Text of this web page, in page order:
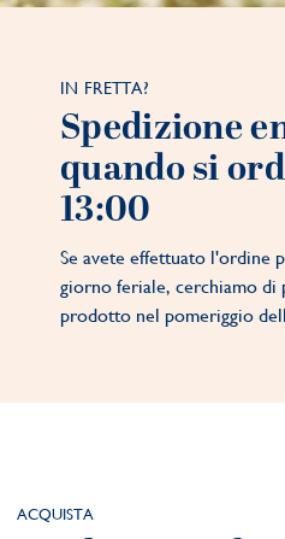
IN FRETTA?
Spedizione
quando si
13:00
Se avete effettuato l'ordine
giorno feriale, cerchiamo di
prodotto nel pomeriggio
ACQUISTA